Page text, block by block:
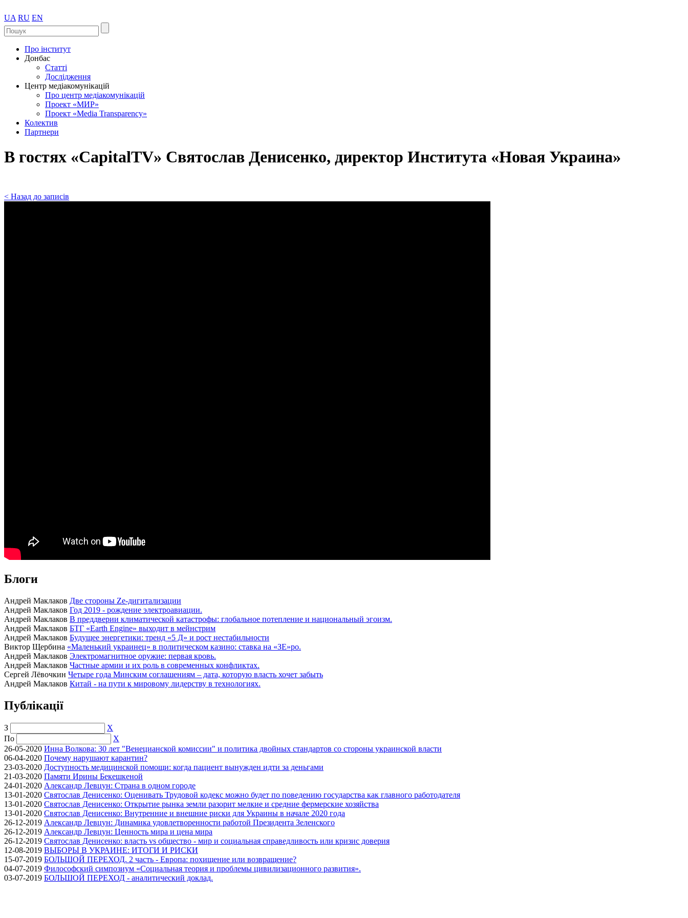
UA RU EN
Про інститут
Донбас
Статті
Дослідження
Центр медіакомунікацій
Про центр медіакомунікацій
Проект «МИР»
Проект «Media Transparency»
Колектив
Партнери
В гостях «CapitalTV» Святослав Денисенко, директор Института «Новая Украина»
< Назад до записів
Блоги
Андрей Маклаков Две стороны Ze-дигитализации
Андрей Маклаков Год 2019 - рождение электроавиации.
Андрей Маклаков В преддверии климатической катастрофы: глобальное потепление и национальный эгоизм.
Андрей Маклаков БТГ «Earth Engine» выходит в мейнстрим
Андрей Маклаков Будущее энергетики: тренд «5 Д» и рост нестабильности
Виктор Щербина «Маленький украинец» в политическом казино: ставка на «ЗЕ»ро.
Андрей Маклаков Электромагнитное оружие: первая кровь.
Андрей Маклаков Частные армии и их роль в современных конфликтах.
Сергей Лёвочкин Четыре года Минским соглашениям – дата, которую власть хочет забыть
Андрей Маклаков Китай - на пути к мировому лидерству в технологиях.
Публікації
З
X
По
X
26-05-2020 Инна Волкова: 30 лет "Венецианской комиссии" и политика двойных стандартов со стороны украинской власти
06-04-2020 Почему нарушают карантин?
23-03-2020 Доступность медицинской помощи: когда пациент вынужден идти за деньгами
21-03-2020 Памяти Ирины Бекешкеной
24-01-2020 Александр Левцун: Страна в одном городе
13-01-2020 Святослав Денисенко: Оценивать Трудовой кодекс можно будет по поведению государства как главного работодателя
13-01-2020 Святослав Денисенко: Открытие рынка земли разорит мелкие и средние фермерские хозяйства
13-01-2020 Святослав Денисенко: Внутренние и внешние риски для Украины в начале 2020 года
26-12-2019 Александр Левцун: Динамика удовлетворенности работой Президента Зеленского
26-12-2019 Александр Левцун: Ценность мира и цена мира
26-12-2019 Святослав Денисенко: власть vs общество - мир и социальная справедливость или кризис доверия
12-08-2019 ВЫБОРЫ В УКРАИНЕ: ИТОГИ И РИСКИ
15-07-2019 БОЛЬШОЙ ПЕРЕХОД. 2 часть - Европа: похищение или возвращение?
04-07-2019 Философский симпозиум «Социальная теория и проблемы цивилизационного развития».
03-07-2019 БОЛЬШОЙ ПЕРЕХОД - аналитический доклад.